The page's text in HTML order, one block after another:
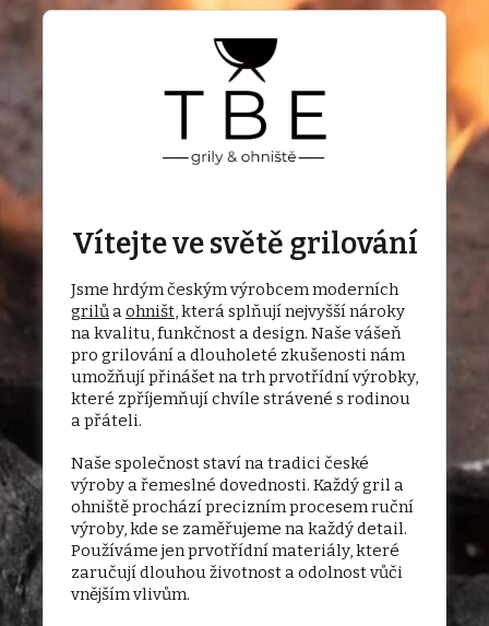
Vítejte ve světě grilování
Jsme hrdým českým výrobcem moderních
grilůaohništ, která splňují nejvyšší nároky
na kvalitu, funkčnost a design. Naše vášeň
pro grilování a dlouholeté zkušenosti nám
umožňují přinášet na trh prvotřídní výrobky,
které zpříjemňují chvíle strávené s rodinou
a přáteli.
Naše společnost staví na tradici české
výroby a řemeslné dovednosti. Každý gril a
ohniště prochází precizním procesem ruční
výroby, kde se zaměřujeme na každý detail.
Používáme jen prvotřídní materiály, které
zaručují dlouhou životnost a odolnost vůči
vnějším vlivům.